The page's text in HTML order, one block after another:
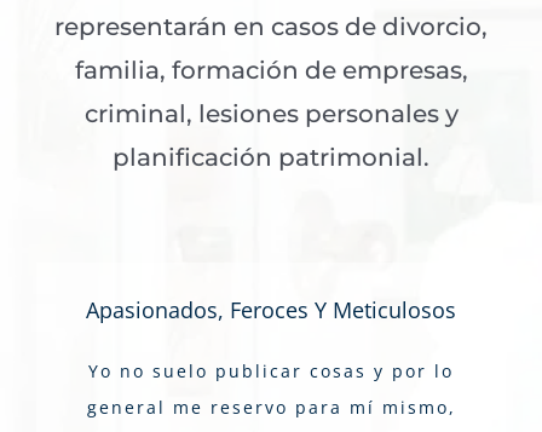
representarán en casos de divorcio,
familia, formación de empresas,
criminal, lesiones personales y
planificación patrimonial.
Apasionados, Feroces Y Meticulosos
Yo no suelo publicar cosas y por lo
general me reservo para mí mismo,